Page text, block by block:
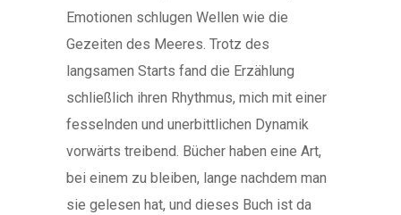
Emotionen schlugen Wellen wie die
Gezeiten des Meeres. Trotz des
langsamen Starts fand die Erzählung
schließlich ihren Rhythmus, mich mit einer
fesselnden und unerbittlichen Dynamik
vorwärts treibend. Bücher haben eine Art,
bei einem zu bleiben, lange nachdem man
sie gelesen hat, und dieses Buch ist da